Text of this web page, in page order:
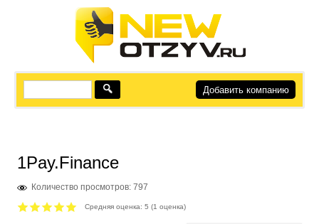
Добавить компанию
1Pay.Finance
Количество просмотров: 797
Средняя оценка:5 (1 оценка)